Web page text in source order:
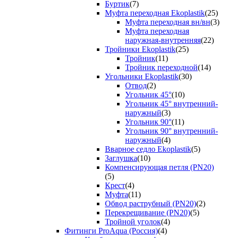
Буртик(7)
Муфта переходная Ekoplastik(25)
Муфта переходная вн/вн(3)
Муфта переходная
наружная-внутренняя(22)
Тройники Ekoplastik(25)
Тройник(11)
Тройник переходной(14)
Угольники Ekoplastik(30)
Отвод(2)
Угольник 45°(10)
Угольник 45° внутренний-
наружный(3)
Угольник 90°(11)
Угольник 90° внутренний-
наружный(4)
Вварное седло Ekoplastik(5)
Заглушка(10)
Компенсирующая петля (PN20)
(5)
Крест(4)
Муфта(11)
Обвод раструбный (PN20)(2)
Перекрещивание (PN20)(5)
Тройной уголок(4)
Фитинги ProAqua (Россия)(4)